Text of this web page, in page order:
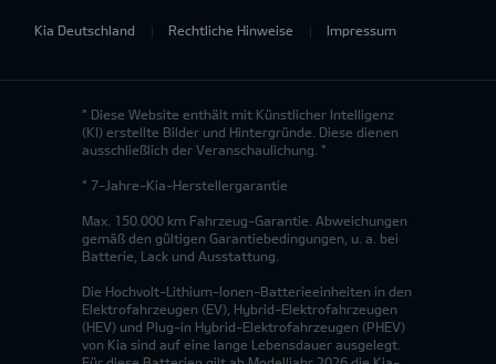
Kia Deutschland Rechtliche Hinweise Impressum
* Diese Website enthält mit Künstlicher Intelligenz
(KI) erstellte Bilder und Hintergründe. Diese dienen
ausschließlich der Veranschaulichung. *
* 7-Jahre-Kia-Herstellergarantie
Max. 150.000 km Fahrzeug-Garantie. Abweichungen
gemäß den gültigen Garantiebedingungen, u. a. bei
Batterie, Lack und Ausstattung.
Die Hochvolt-Lithium-Ionen-Batterieeinheiten in den
Elektrofahrzeugen (EV), Hybrid-Elektrofahrzeugen
(HEV) und Plug-in Hybrid-Elektrofahrzeugen (PHEV)
von Kia sind auf eine lange Lebensdauer ausgelegt.